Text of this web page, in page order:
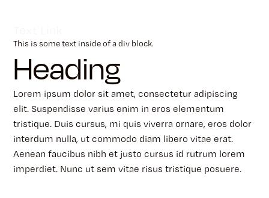
This is some text inside of a div block.
Heading
Lorem ipsum dolor sit amet, consectetur adipiscing
elit. Suspendisse varius enim in eros elementum
tristique. Duis cursus, mi quis viverra ornare, eros dolor
interdum nulla, ut commodo diam libero vitae erat.
Aenean faucibus nibh et justo cursus id rutrum lorem
imperdiet. Nunc ut sem vitae risus tristique posuere.